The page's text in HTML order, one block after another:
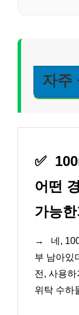
자주
✅
어떤
가능
→
네,
부 남아있
전, 사용
위탁 수하